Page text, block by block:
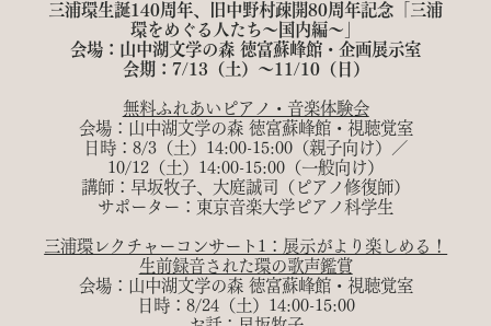
三浦環生誕140周年、旧中野村疎開80周年記念「三浦
環をめぐる人たち～国内編～」
会場：山中湖文学の森 徳富蘇峰館・企画展示室
会期：7/13（土）～11/10（日）
無料ふれあいピアノ・音楽体験会
会場：山中湖文学の森 徳富蘇峰館・視聴覚室
日時：8/3（土）14:00-15:00（親子向け）／
10/12（土）14:00-15:00（一般向け）
講師：早坂牧子、大庭誠司（ピアノ修復師）
サポーター：東京音楽大学ピアノ科学生
三浦環レクチャーコンサート1：展示がより楽しめる！
生前録音された環の歌声鑑賞
会場：山中湖文学の森 徳富蘇峰館・視聴覚室
日時：8/24（土）14:00-15:00